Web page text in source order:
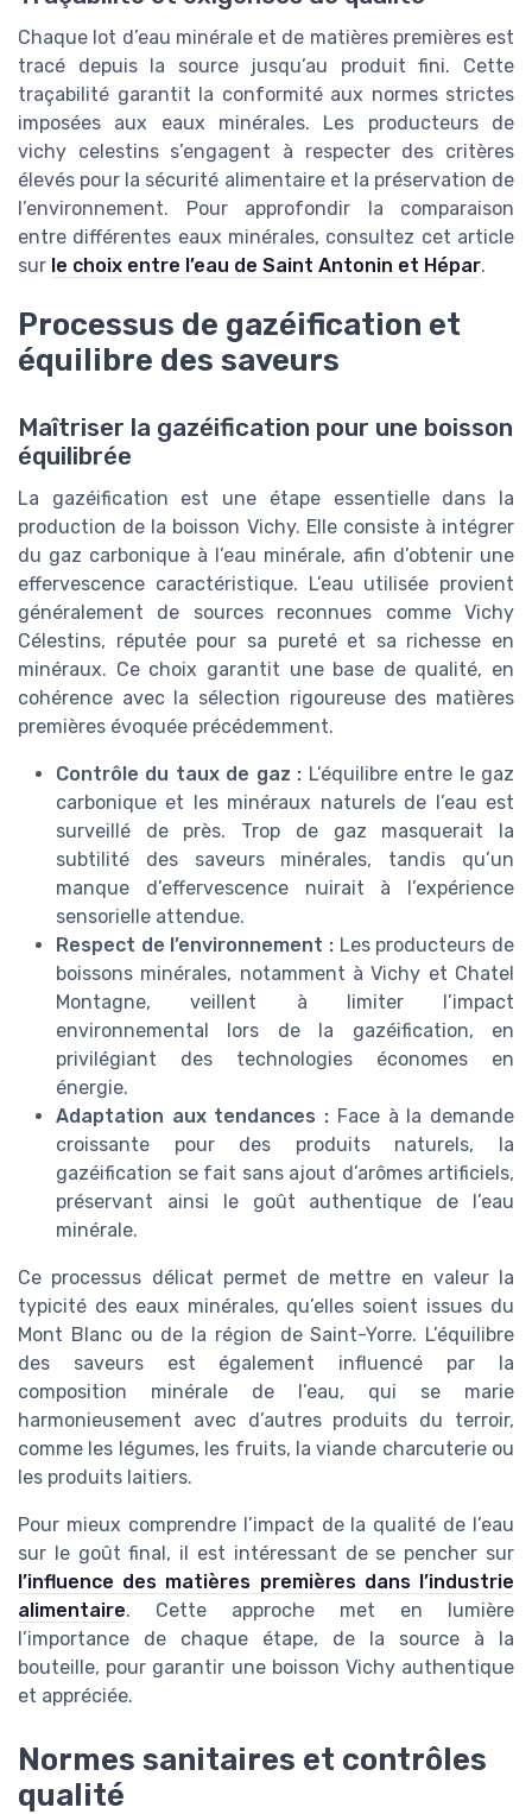
Chaque lot d’eau minérale et de matières premières est
tracé depuis la source jusqu’au produit fini. Cette
traçabilité garantit la conformité aux normes strictes
imposées aux eaux minérales. Les producteurs de
vichy celestins s’engagent à respecter des critères
élevés pour la sécurité alimentaire et la préservation de
l’environnement. Pour approfondir la comparaison
entre différentes eaux minérales, consultez cet article
sur le choix entre l’eau de Saint Antonin et Hépar.
Processus de gazéification et
équilibre des saveurs
Maîtriser la gazéification pour une boisson
équilibrée
La gazéification est une étape essentielle dans la
production de la boisson Vichy. Elle consiste à intégrer
du gaz carbonique à l’eau minérale, afin d’obtenir une
effervescence caractéristique. L’eau utilisée provient
généralement de sources reconnues comme Vichy
Célestins, réputée pour sa pureté et sa richesse en
minéraux. Ce choix garantit une base de qualité, en
cohérence avec la sélection rigoureuse des matières
premières évoquée précédemment.
Contrôle du taux de gaz : L’équilibre entre le gaz
carbonique et les minéraux naturels de l’eau est
surveillé de près. Trop de gaz masquerait la
subtilité des saveurs minérales, tandis qu’un
manque d’effervescence nuirait à l’expérience
sensorielle attendue.
Respect de l’environnement : Les producteurs de
boissons minérales, notamment à Vichy et Chatel
Montagne, veillent à limiter l’impact
environnemental lors de la gazéification, en
privilégiant des technologies économes en
énergie.
Adaptation aux tendances : Face à la demande
croissante pour des produits naturels, la
gazéification se fait sans ajout d’arômes artificiels,
préservant ainsi le goût authentique de l’eau
minérale.
Ce processus délicat permet de mettre en valeur la
typicité des eaux minérales, qu’elles soient issues du
Mont Blanc ou de la région de Saint-Yorre. L’équilibre
des saveurs est également influencé par la
composition minérale de l’eau, qui se marie
harmonieusement avec d’autres produits du terroir,
comme les légumes, les fruits, la viande charcuterie ou
les produits laitiers.
Pour mieux comprendre l’impact de la qualité de l’eau
sur le goût final, il est intéressant de se pencher sur
l’influence des matières premières dans l’industrie
alimentaire. Cette approche met en lumière
l’importance de chaque étape, de la source à la
bouteille, pour garantir une boisson Vichy authentique
et appréciée.
Normes sanitaires et contrôles
qualité